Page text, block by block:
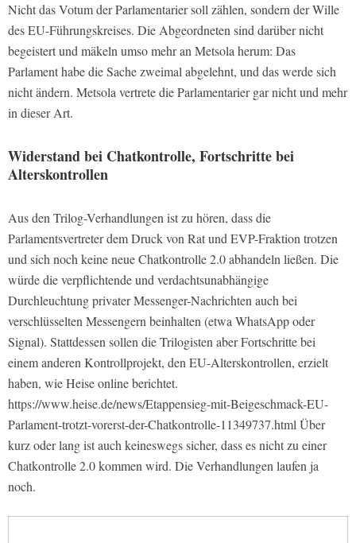
Nicht das Votum der Parlamentarier soll zählen, sondern der Wille
des EU-Führungskreises. Die Abgeordneten sind darüber nicht
begeistert und mäkeln umso mehr an Metsola herum: Das
Parlament habe die Sache zweimal abgelehnt, und das werde sich
nicht ändern. Metsola vertrete die Parlamentarier gar nicht und mehr
in dieser Art.
Widerstand bei Chatkontrolle, Fortschritte bei
Alterskontrollen
Aus den Trilog-Verhandlungen ist zu hören, dass die
Parlamentsvertreter dem Druck von Rat und EVP-Fraktion trotzen
und sich noch keine neue Chatkontrolle 2.0 abhandeln ließen. Die
würde die verpflichtende und verdachtsunabhängige
Durchleuchtung privater Messenger-Nachrichten auch bei
verschlüsselten Messengern beinhalten (etwa WhatsApp oder
Signal). Stattdessen sollen die Trilogisten aber Fortschritte bei
einem anderen Kontrollprojekt, den EU-Alterskontrollen, erzielt
haben, wie Heise online berichtet.
https://www.heise.de/news/Etappensieg-mit-Beigeschmack-EU-
Parlament-trotzt-vorerst-der-Chatkontrolle-11349737.html Über
kurz oder lang ist auch keineswegs sicher, dass es nicht zu einer
Chatkontrolle 2.0 kommen wird. Die Verhandlungen laufen ja
noch.